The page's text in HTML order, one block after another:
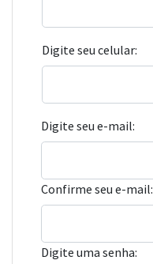
Digite seu celular:
Digite seu e-mail:
Confirme seu e-mail:
Digite uma senha: